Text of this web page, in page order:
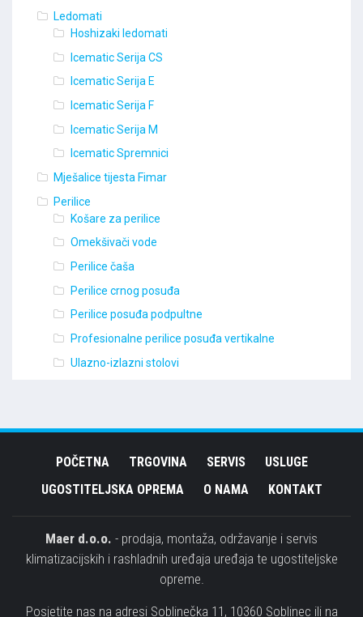
Ledomati
Hoshizaki ledomati
Icematic Serija CS
Icematic Serija E
Icematic Serija F
Icematic Serija M
Icematic Spremnici
Mješalice tijesta Fimar
Perilice
Košare za perilice
Omekšivači vode
Perilice čaša
Perilice crnog posuđa
Perilice posuđa podpultne
Profesionalne perilice posuđa vertikalne
Ulazno-izlazni stolovi
POČETNA TRGOVINA SERVIS
USLUGE
UGOSTITELJSKA OPREMA
O NAMA KONTAKT
Maer d.o.o. - prodaja, montaža, održavanje i servis
klimatizacijskih i rashladnih uređaja uređaja te ugostiteljske
opreme.
Posjetite nas na adresi Soblinečka 11, 10360 Soblinec ili na